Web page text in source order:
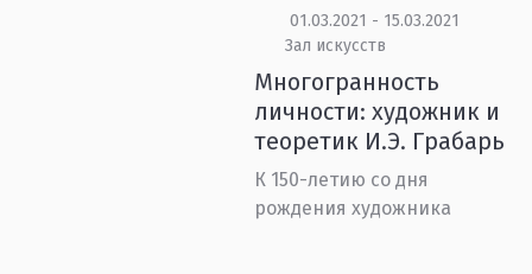
01.03.2021 - 15.03.2021
Зал искусств
Многогранность
личности: художник и
теоретик И.Э. Грабарь
К 150-летию со дня
рождения художника